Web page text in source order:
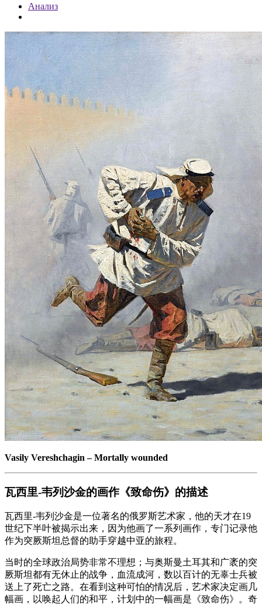
Анализ
Vasily Vereshchagin –Mortally wounded
瓦西里-韦列沙金的画作《致命伤》的描述
瓦西里-韦列沙金是一位著名的俄罗斯艺术家，他的天才在19
世纪下半叶被揭示出来，因为他画了一系列画作，专门记录他
作为突厥斯坦总督的助手穿越中亚的旅程。
当时的全球政治局势非常不理想；与奥斯曼土耳其和广袤的突
厥斯坦都有无休止的战争，血流成河，数以百计的无辜士兵被
送上了死亡之路。在看到这种可怕的情况后，艺术家决定画几
幅画，以唤起人们的和平，计划中的一幅画是《致命伤》。奇